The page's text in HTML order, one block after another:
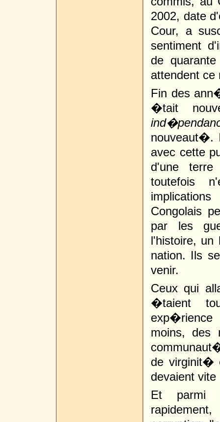
2002, date
Cour, a
sentiment
de
attendent ce
Fin des
�tait
nouveaut�.
avec cette
d'une
toutefois
Congolais
par les
l'histoire, un
nation. Ils
venir.
Ceux qui
�taient
moins, des
de virginit�
devaient
Et parmi